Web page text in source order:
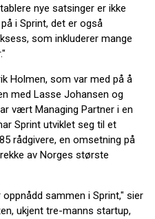
nye satsinger er ikke
i Sprint, det er også
som inkluderer mange
Holmen, som var med på å
med Lasse Johansen og
vært Managing Partner i en
Sprint utviklet seg til et
rådgivere, en omsetning på
av Norges største
sammen i Sprint," sier
ukjent tre-manns startup,